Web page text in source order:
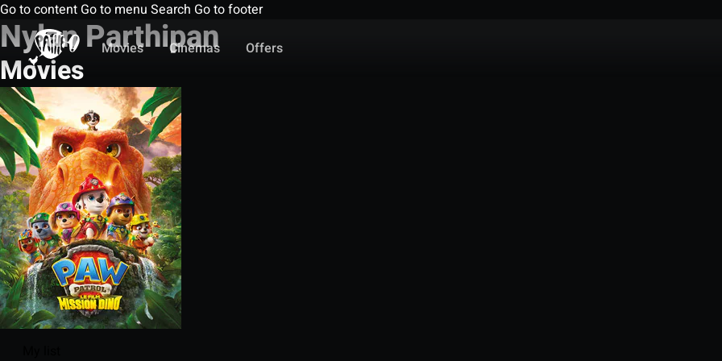
Go to content Go to menu Search Go to footer
Movies
Cinemas Offers
Nylan Parthipan
Movies